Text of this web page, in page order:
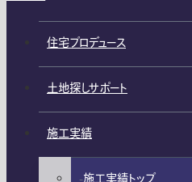
住宅プロデュース
土地探しサポート
施工実績